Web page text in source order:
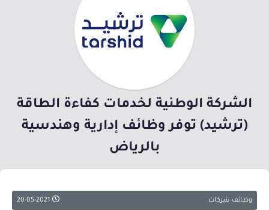
الشركة الوطنية لخدمات كفاءة الطاقة
(ترشيد) توفر وظائف إدارية وهندسية
بالرياض
وظائف شركات